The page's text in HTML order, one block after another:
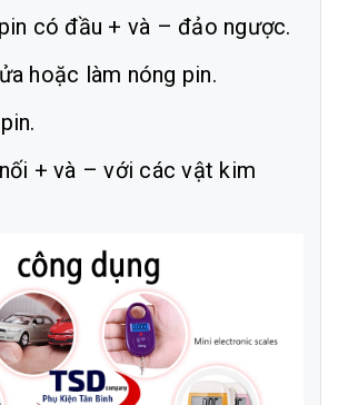
có đầu + và – đảo ngược.
hoặc làm nóng pin.
+ và – với các vật kim